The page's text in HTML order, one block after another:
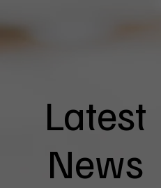
Latest
News